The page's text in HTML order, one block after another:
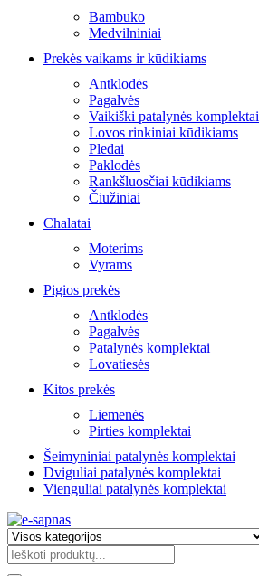
Bambuko
Medvilniniai
Prekės vaikams ir kūdikiams
Antklodės
Pagalvės
Vaikiški patalynės komplektai
Lovos rinkiniai kūdikiams
Pledai
Paklodės
Rankšluosčiai kūdikiams
Čiužiniai
Chalatai
Moterims
Vyrams
Pigios prekės
Antklodės
Pagalvės
Patalynės komplektai
Lovatiesės
Kitos prekės
Liemenės
Pirties komplektai
Šeimyniniai patalynės komplektai
Dviguliai patalynės komplektai
Vienguliai patalynės komplektai